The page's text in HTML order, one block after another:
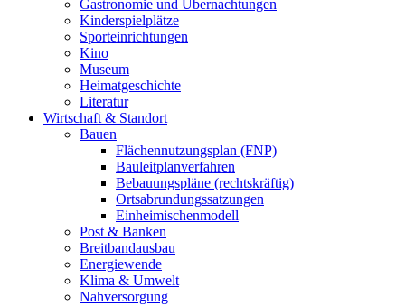
Gastronomie und Übernachtungen
Kinderspielplätze
Sporteinrichtungen
Kino
Museum
Heimatgeschichte
Literatur
Wirtschaft & Standort
Bauen
Flächennutzungsplan (FNP)
Bauleitplanverfahren
Bebauungspläne (rechtskräftig)
Ortsabrundungssatzungen
Einheimischenmodell
Post & Banken
Breitbandausbau
Energiewende
Klima & Umwelt
Nahversorgung